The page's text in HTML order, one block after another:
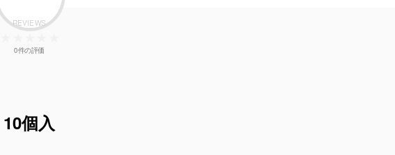
REVIEWS
0件の評価
個入